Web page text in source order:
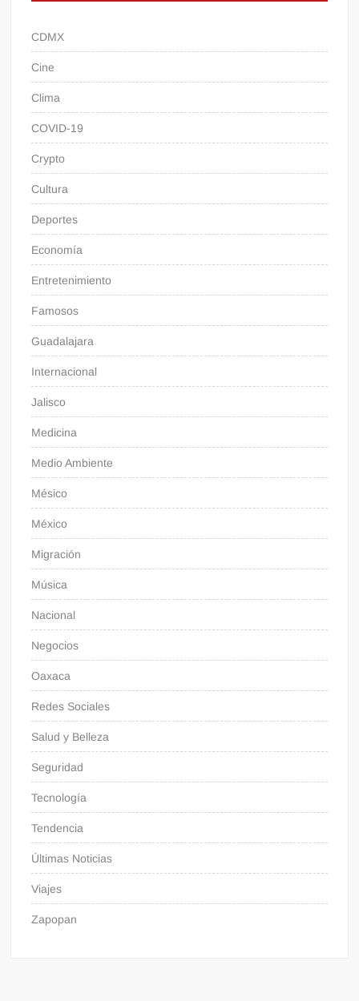
CDMX
Cine
Clima
COVID-19
Crypto
Cultura
Deportes
Economía
Entretenimiento
Famosos
Guadalajara
Internacional
Jalisco
Medicina
Medio Ambiente
Mésico
México
Migración
Música
Nacional
Negocios
Oaxaca
Redes Sociales
Salud y Belleza
Seguridad
Tecnología
Tendencia
Últimas Noticias
Viajes
Zapopan